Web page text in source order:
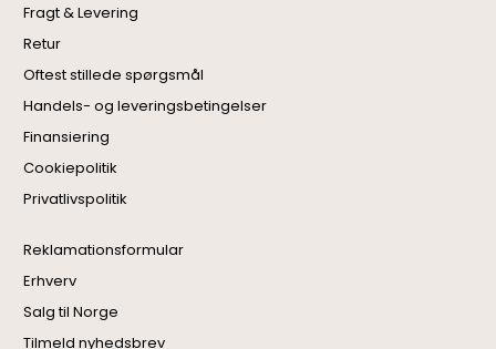
Fragt & Levering
Retur
Oftest stillede spørgsmål
Handels- og leveringsbetingelser
Finansiering
Cookiepolitik
Privatlivspolitik
Reklamationsformular
Erhverv
Salg til Norge
Tilmeld nyhedsbrev